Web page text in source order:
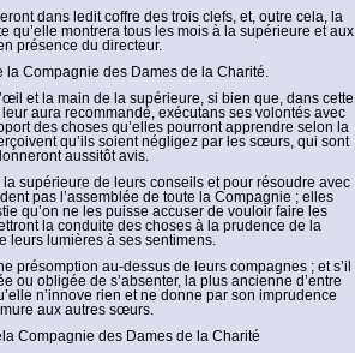
dans ledit coffre des trois clefs, et, outre cela, la
qu’elle montrera tous les mois à la supérieure et aux
présence du directeur.
la Compagnie des Dames de la Charité.
et la main de la supérieure, si bien que, dans cette
aura recommandé, exécutans ses volontés avec
des choses qu’elles pourront apprendre selon la
qu’ils soient négligez par les sœurs, qui sont
aussitôt avis.
supérieure de leurs conseils et pour résoudre avec
pas l’assemblée de toute la Compagnie ; elles
qu’on ne les puisse accuser de vouloir faire les
la conduite des choses à la prudence de la
leurs lumières à ses sentimens.
présomption au-dessus de leurs compagnes ; et s’il
ou obligée de s’absenter, la plus ancienne d’entre
n’innove rien et ne donne par son imprudence
aux autres sœurs.
Compagnie des Dames de la Charité